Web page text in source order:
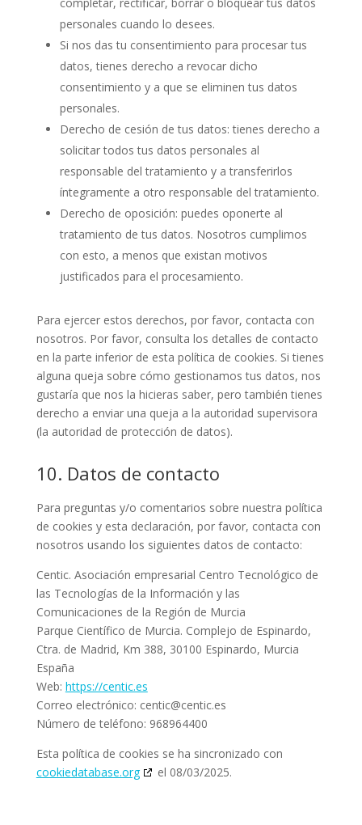
personales cuando lo desees.
Si nos das tu consentimiento para procesar tus
datos, tienes derecho a revocar dicho
consentimiento y a que se eliminen tus datos
personales.
Derecho de cesión de tus datos: tienes derecho a
solicitar todos tus datos personales al
responsable del tratamiento y a transferirlos
íntegramente a otro responsable del tratamiento.
Derecho de oposición: puedes oponerte al
tratamiento de tus datos. Nosotros cumplimos
con esto, a menos que existan motivos
justificados para el procesamiento.
Para ejercer estos derechos, por favor, contacta con
nosotros. Por favor, consulta los detalles de contacto
en la parte inferior de esta política de cookies. Si tienes
alguna queja sobre cómo gestionamos tus datos, nos
gustaría que nos la hicieras saber, pero también tienes
derecho a enviar una queja a la autoridad supervisora
(la autoridad de protección de datos).
10. Datos de contacto
Para preguntas y/o comentarios sobre nuestra política
de cookies y esta declaración, por favor, contacta con
nosotros usando los siguientes datos de contacto:
Centic. Asociación empresarial Centro Tecnológico de
las Tecnologías de la Información y las
Comunicaciones de la Región de Murcia
Parque Científico de Murcia. Complejo de Espinardo,
Ctra. de Madrid, Km 388, 30100 Espinardo, Murcia
España
Web: https://centic.es
Correo electrónico: centic@centic.es
Número de teléfono: 968964400
Esta política de cookies se ha sincronizado con
cookiedatabase.org
el 08/03/2025.